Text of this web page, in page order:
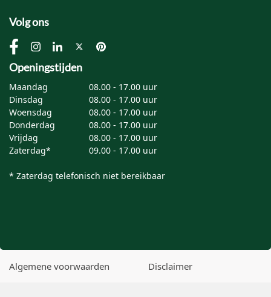
Volg ons
Openingstijden
Maandag
08.00 - 17.00 uur
Dinsdag
08.00 - 17.00 uur
Woensdag
08.00 - 17.00 uur
Donderdag
08.00 - 17.00 uur
Vrijdag
08.00 - 17.00 uur
Zaterdag*
09.00 - 17.00 uur
* Zaterdag telefonisch niet bereikbaar
Algemene voorwaarden Disclaimer